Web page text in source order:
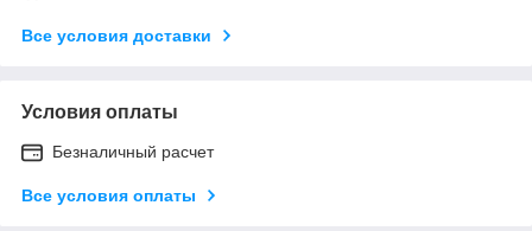
Все условия доставки
Условия оплаты
Безналичный расчет
Все условия оплаты